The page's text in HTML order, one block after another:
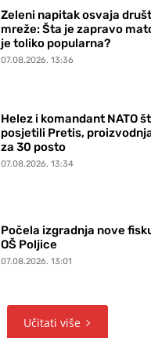
Zeleni napitak osvaja
mreže: Šta je zapravo
je toliko popularna?
07.08.2026. 13:36
Helez i komandant NATO
posjetili Pretis,
za 30 posto
07.08.2026. 13:34
Počela izgradnja nove
OŠ Poljice
07.08.2026. 13:01
Učitati više